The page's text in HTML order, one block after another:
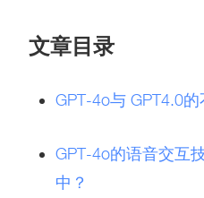
文章目录
GPT-4o与 GPT4.0
GPT-4o的语音交互
中？